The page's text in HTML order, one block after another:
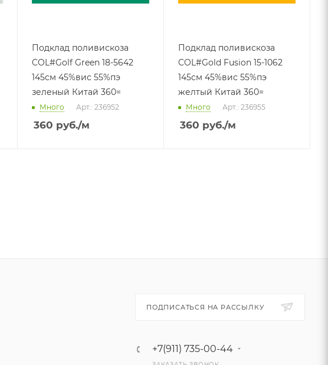
Подклад поливискоза
COL#Golf Green 18-5642
145см 45%вис 55%пэ
зеленый Китай 360=
Много Арт.: 236952
360 руб./м
Подклад поливискоза
COL#Gold Fusion 15-1062
145см 45%вис 55%пэ
желтый Китай 360=
Много Арт.: 236955
360 руб./м
ПОДПИСАТЬСЯ НА РАССЫЛКУ
+7(911) 735-00-44